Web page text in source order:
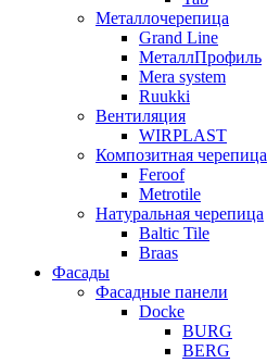
Металлочерепица
Grand Line
МеталлПрофиль
Mera system
Ruukki
Вентиляция
WIRPLAST
Композитная черепица
Feroof
Metrotile
Натуральная черепица
Baltic Tile
Braas
Фасады
Фасадные панели
Docke
BURG
BERG